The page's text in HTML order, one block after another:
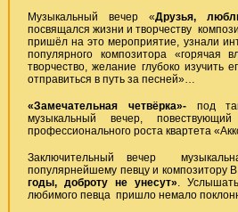
Музыкальный вечер «Друзья,
посвящался жизни и творчеству
пришёл на это мероприятие, узнали
популярного композитора «горячая
творчество, желание глубоко изучить
отправиться в путь за песней»…
«Замечательная четвёрка»-под
музыкальный вечер,
профессионального роста квартета
Заключительный вечер
популярнейшему певцу и композитору
годы, доброту не унесут».
любимого певца пришло немало